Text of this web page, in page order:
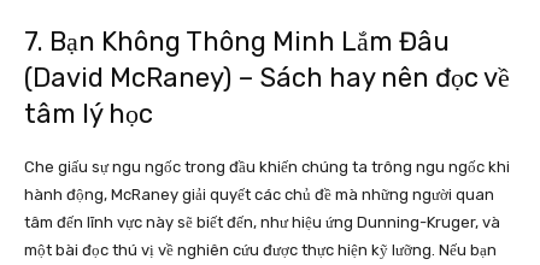
7. Bạn Không Thông Minh Lắm Đâu
(David McRaney) – Sách hay nên đọc về
tâm lý học
Che giấu sự ngu ngốc trong đầu khiến chúng ta trông ngu ngốc khi
hành động, McRaney giải quyết các chủ đề mà những người quan
tâm đến lĩnh vực này sẽ biết đến, như hiệu ứng Dunning-Kruger, và
một bài đọc thú vị về nghiên cứu được thực hiện kỹ lưỡng. Nếu bạn